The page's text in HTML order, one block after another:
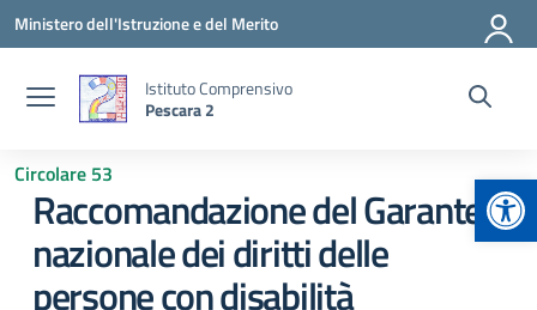
Vai ai contenuti
Vai al menu di navigazione
Vai al footer
Ministero dell'Istruzione e del Merito
Istituto Comprensivo
Pescara 2
Circolare 53
Raccomandazione del Garante
nazionale dei diritti delle
persone con disabilità